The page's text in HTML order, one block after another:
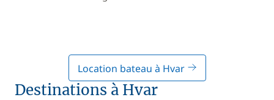
Location bateau à Hvar
Destinations à Hvar